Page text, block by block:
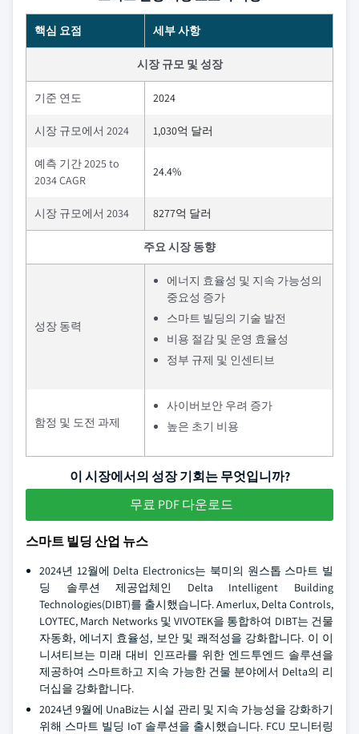
핵심 요점 세부 사항
시장 규모 및 성장
기준 연도 2024
시장 규모에서 2024 1,030억 달러
예측 기간 2025 to
2034 CAGR
24.4%
시장 규모에서 2034 8277억 달러
주요 시장 동향
성장 동력
에너지 효율성 및 지속 가능성의
중요성 증가
스마트 빌딩의 기술 발전
비용 절감 및 운영 효율성
정부 규제 및 인센티브
함정 및 도전 과제
사이버보안 우려 증가
높은 초기 비용
이 시장에서의 성장 기회는 무엇입니까?
무료 PDF 다운로드
스마트 빌딩 산업 뉴스
2024년 12월에 Delta Electronics는 북미의 원스톱 스마트 빌
딩 솔루션 제공업체인 Delta Intelligent Building
Technologies(DIBT)를 출시했습니다. Amerlux, Delta Controls,
LOYTEC, March Networks 및 VIVOTEK을 통합하여 DIBT는 건물
자동화, 에너지 효율성, 보안 및 쾌적성을 강화합니다. 이 이
니셔티브는 미래 대비 인프라를 위한 엔드투엔드 솔루션을
제공하여 스마트하고 지속 가능한 건물 분야에서 Delta의 리
더십을 강화합니다.
2024년 9월에 UnaBiz는 시설 관리 및 지속 가능성을 강화하기
위해 스마트 빌딩 IoT 솔루션을 출시했습니다. FCU 모니터링